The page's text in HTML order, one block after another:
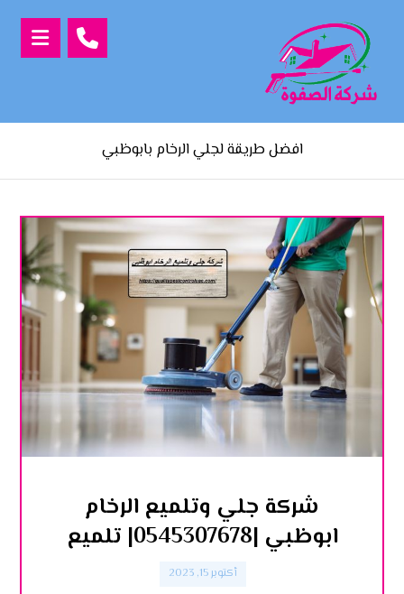
افضل طريقة لجلي الرخام بابوظبي
شركة جلي وتلميع الرخام
ابوظبي |0545307678| تلميع
أكتوبر 15, 2023